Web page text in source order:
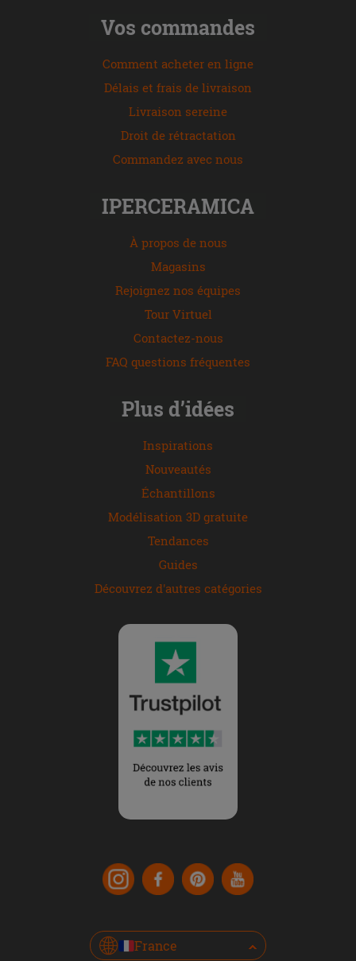
Vos commandes
Comment acheter en ligne
Délais et frais de livraison
Livraison sereine
Droit de rétractation
Commandez avec nous
IPERCERAMICA
À propos de nous
Magasins
Rejoignez nos équipes
Tour Virtuel
Contactez-nous
FAQ questions fréquentes
Plus d’idées
Inspirations
Nouveautés
Échantillons
Modélisation 3D gratuite
Tendances
Guides
Découvrez d'autres catégories
France